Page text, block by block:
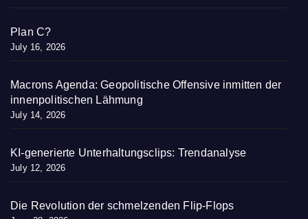
Plan C?
July 16, 2026
Macrons Agenda: Geopolitische Offensive inmitten der
innenpolitischen Lähmung
July 14, 2026
KI-generierte Unterhaltungsclips: Trendanalyse
July 12, 2026
Die Revolution der schmelzenden Flip-Flops